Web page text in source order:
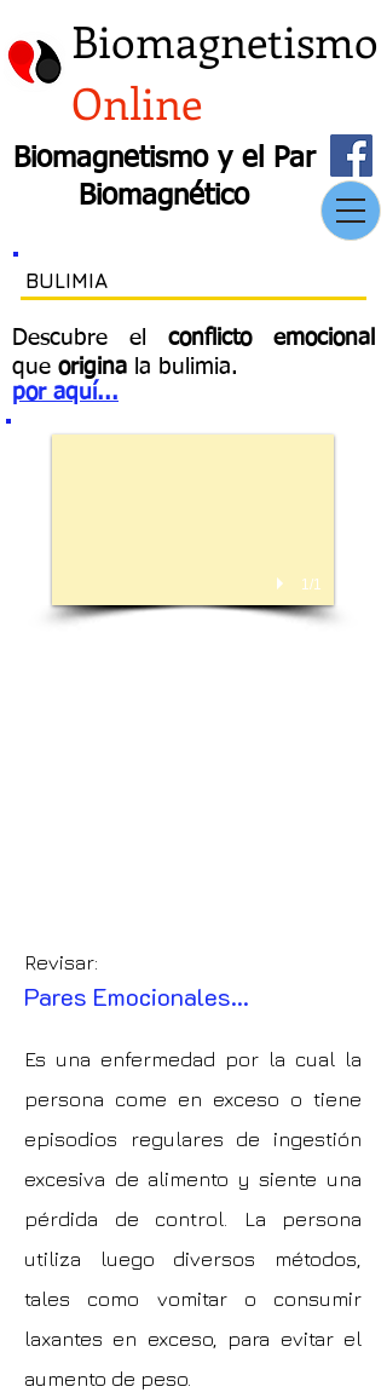
Biomagnetismo
Online
Biomagnetismo y el Par
Biomagnético
BULIMIA
Descubre el conflicto emocional
que origina la bulimia.
por aquí...
1/1
Revisar:
Pares Emocionales...
Es una enfermedad por la cual la
persona come en exceso o tiene
episodios regulares de ingestión
excesiva de alimento y siente una
pérdida de control. La persona
utiliza luego diversos métodos,
tales como vomitar o consumir
laxantes en exceso, para evitar el
aumento de peso.